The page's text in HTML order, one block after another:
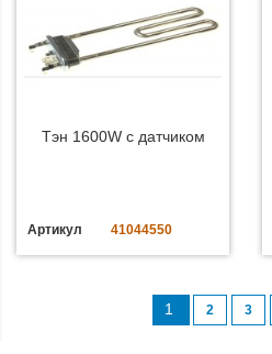
Тэн 1600W с датчиком
Артикул 41044550
1 2 3